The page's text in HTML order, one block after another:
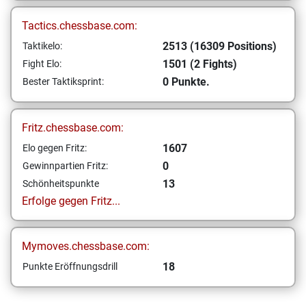
Tactics.chessbase.com:
Taktikelo: 2513 (16309 Positions)
Fight Elo: 1501 (2 Fights)
Bester Taktiksprint: 0 Punkte.
Fritz.chessbase.com:
Elo gegen Fritz: 1607
Gewinnpartien Fritz: 0
Schönheitspunkte
13
Erfolge gegen Fritz...
Mymoves.chessbase.com:
Punkte Eröffnungsdrill 18